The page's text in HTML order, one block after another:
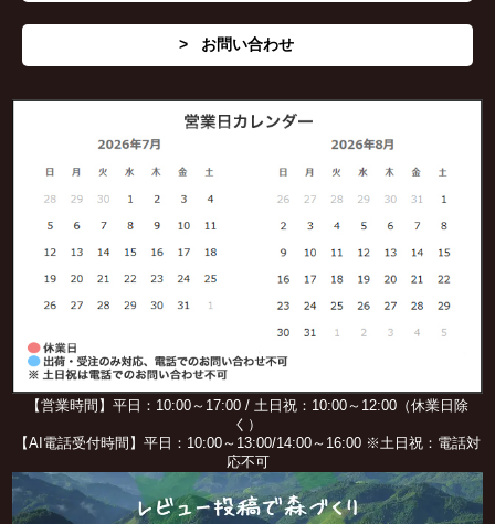
お問い合わせ
【営業時間】平日：10:00～17:00 / 土日祝：10:00～12:00（休業日除
く）
【AI電話受付時間】平日：10:00～13:00/14:00～16:00 ※土日祝：電話対
応不可